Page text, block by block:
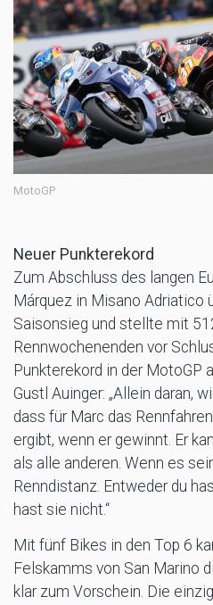
MotoGP
Neuer Punkterekord
Zum Abschluss des langen
Márquez in Misano Adriatico
Saisonsieg und stellte mit
Rennwochenenden vor
Punkterekord in der MotoGP
Gustl Auinger: „Allein daran,
dass für Marc das
ergibt, wenn er gewinnt. Er
als alle anderen. Wenn es
Renndistanz. Entweder du
hast sie nicht.“
Mit fünf Bikes in den Top 6
Felskamms von San Marino
klar zum Vorschein. Die